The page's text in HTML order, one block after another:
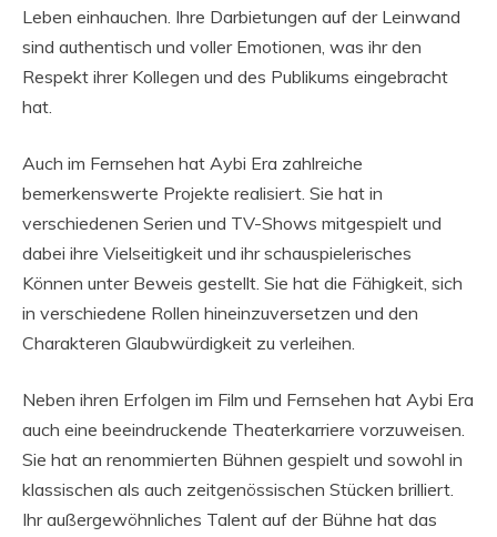
Leben einhauchen. Ihre Darbietungen auf der Leinwand
sind authentisch und voller Emotionen, was ihr den
Respekt ihrer Kollegen und des Publikums eingebracht
hat.
Auch im Fernsehen hat Aybi Era zahlreiche
bemerkenswerte Projekte realisiert. Sie hat in
verschiedenen Serien und TV-Shows mitgespielt und
dabei ihre Vielseitigkeit und ihr schauspielerisches
Können unter Beweis gestellt. Sie hat die Fähigkeit, sich
in verschiedene Rollen hineinzuversetzen und den
Charakteren Glaubwürdigkeit zu verleihen.
Neben ihren Erfolgen im Film und Fernsehen hat Aybi Era
auch eine beeindruckende Theaterkarriere vorzuweisen.
Sie hat an renommierten Bühnen gespielt und sowohl in
klassischen als auch zeitgenössischen Stücken brilliert.
Ihr außergewöhnliches Talent auf der Bühne hat das